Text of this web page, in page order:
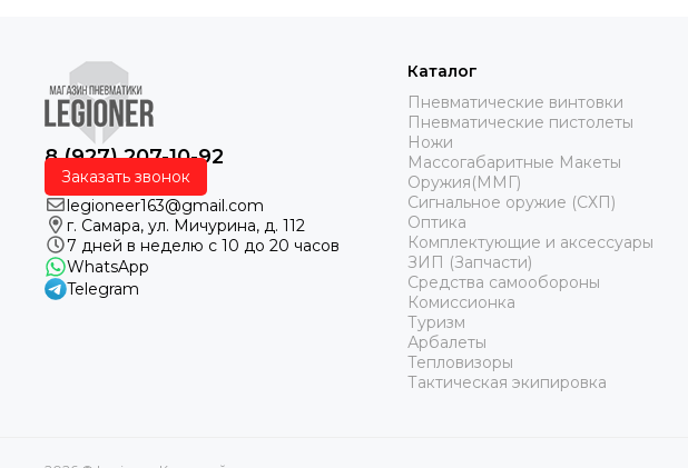
8 (927) 207-10-92
Заказать звонок
legioneer163@gmail.com
г. Самара, ул. Мичурина, д. 112
7 дней в неделю с 10 до 20 часов
WhatsApp
Telegram
Каталог
Пневматические винтовки
Пневматические пистолеты
Ножи
Массогабаритные Макеты
Оружия(ММГ)
Сигнальное оружие (СХП)
Оптика
Комплектующие и аксессуары
ЗИП (Запчасти)
Средства самообороны
Комиссионка
Туризм
Арбалеты
Тепловизоры
Тактическая экипировка